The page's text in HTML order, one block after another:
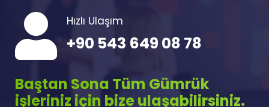
Hızlı Ulaşım
+90 543 649 08 78
Baştan Sona Tüm Gümrük
işleriniz için bize ulaşabilirsiniz.